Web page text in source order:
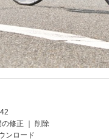
の修正
削除
ンロード